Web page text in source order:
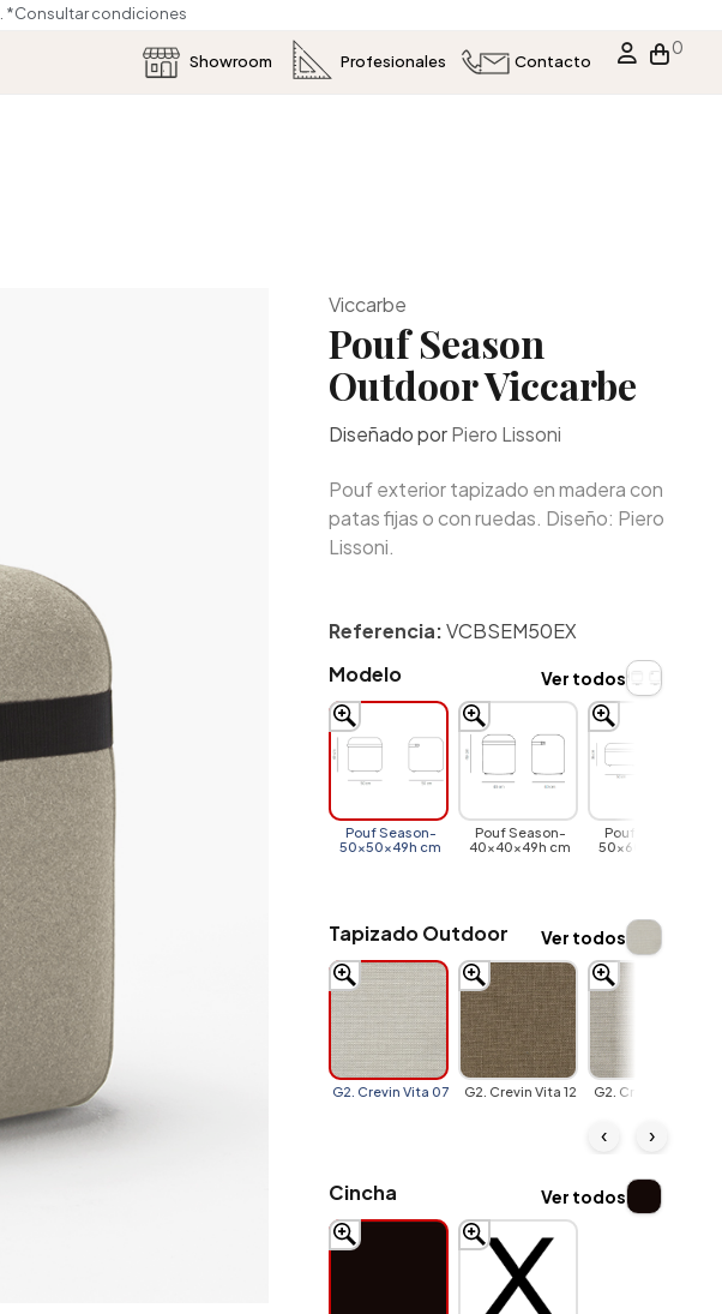
*Consultar condiciones
Showroom Profesionales Contacto
0
Viccarbe
Pouf Season
Outdoor Viccarbe
Diseñado porPiero Lissoni
Pouf exterior tapizado en madera con
patas fijas o con ruedas. Diseño: Piero
Lissoni.
Referencia:VCBSEM50EX
Modelo
Pouf Season-
50x50x49h cm
Pouf Season-
40x40x49h cm
Pouf Season-
50x60x36h cm
Ver todos
Tapizado Outdoor
G2. Crevin Vita 07 G2. Crevin Vita 12 G2. Crevin Vita 16
‹ ›
Ver todos
Cincha Ver todos